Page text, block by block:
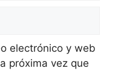
electrónico y web
próxima vez que